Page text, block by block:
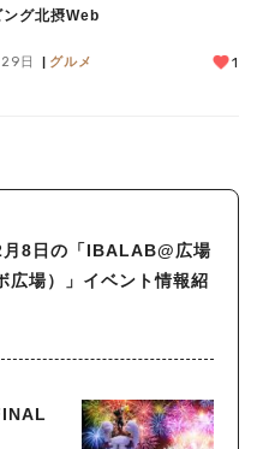
ング北摂Web
日 グルメ 1
月8日の「IBALAB@広場
広場）」イベント情報紹